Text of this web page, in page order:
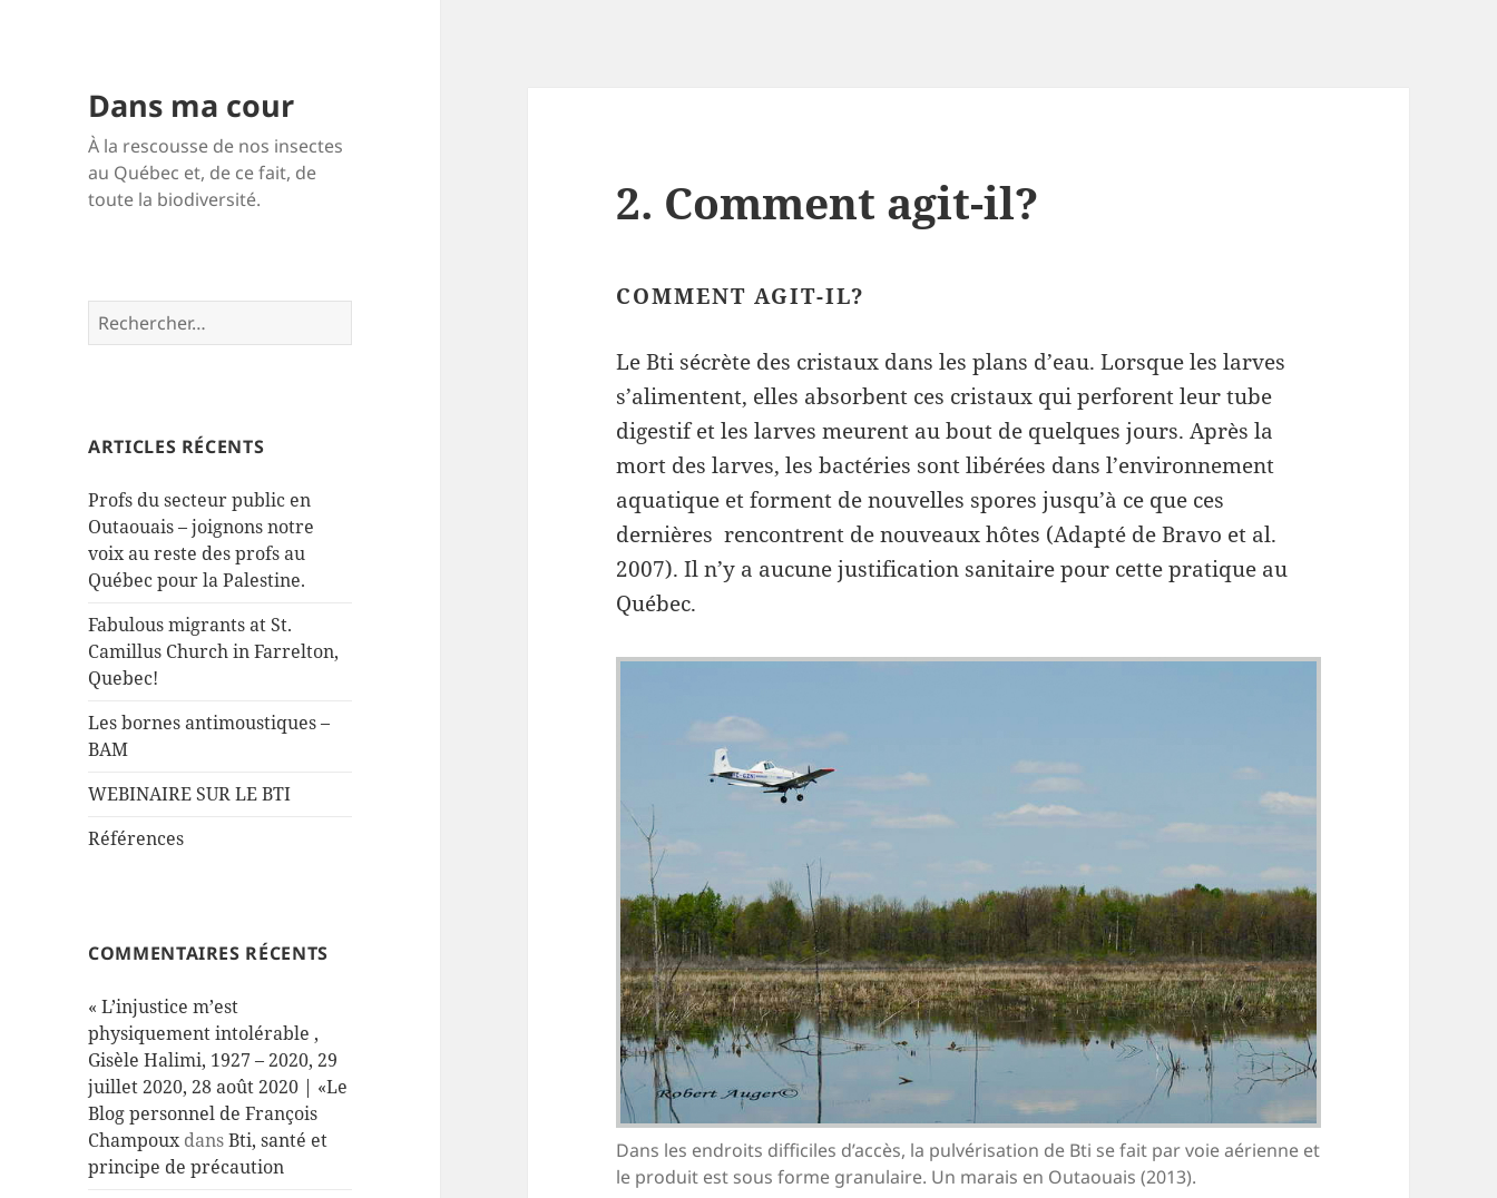
Dans ma cour
À la rescousse de nos insectes
au Québec et, de ce fait, de
toute la biodiversité.
Rechercher :
ARTICLES RÉCENTS
Profs du secteur public en
Outaouais – joignons notre
voix au reste des profs au
Québec pour la Palestine.
Fabulous migrants at St.
Camillus Church in Farrelton,
Quebec!
Les bornes antimoustiques –
BAM
WEBINAIRE SUR LE BTI
Références
COMMENTAIRES RÉCENTS
« L’injustice m’est
physiquement intolérable ,
Gisèle Halimi, 1927 – 2020, 29
juillet 2020, 28 août 2020 | «Le
Blog personnel de François
ChampouxdansBti, santé et
principe de précaution
2. Comment agit-il?
COMMENT AGIT-IL?
Le Bti sécrète des cristaux dans les plans d’eau. Lorsque les larves
s’alimentent, elles absorbent ces cristaux qui perforent leur tube
digestif et les larves meurent au bout de quelques jours. Après la
mort des larves, les bactéries sont libérées dans l’environnement
aquatique et forment de nouvelles spores jusqu’à ce que ces
dernières rencontrent de nouveaux hôtes (Adapté de Bravo et al.
2007). Il n’y a aucune justification sanitaire pour cette pratique au
Québec.
Dans les endroits difficiles d’accès, la pulvérisation de Bti se fait par voie aérienne et
le produit est sous forme granulaire. Un marais en Outaouais (2013).